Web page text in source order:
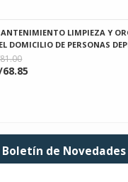
LIMPIEZA Y
DOMICILIO DE PERSONAS
68.85
Boletín de Novedades